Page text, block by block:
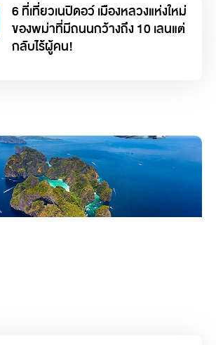
6 ที่เที่ยวเนปิดอว์ เมืองหลวงแห่งใหม่
ของพม่าที่มีถนนกว้างถึง 10 เลนแต่
กลับไร้ผู้คน!